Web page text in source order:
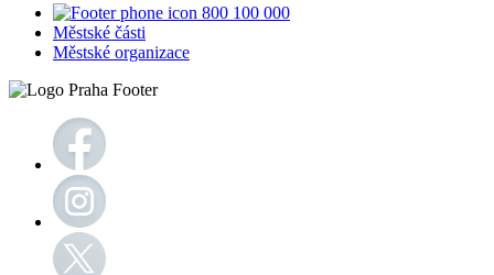
800 100 000
Městské části
Městské organizace